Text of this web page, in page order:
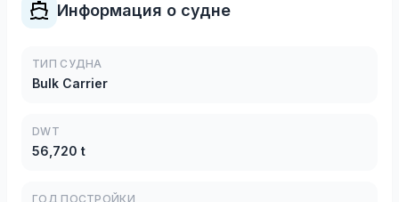
Информация о судне
ТИП СУДНА
Bulk Carrier
DWT
56,720 t
ГОД ПОСТРОЙКИ